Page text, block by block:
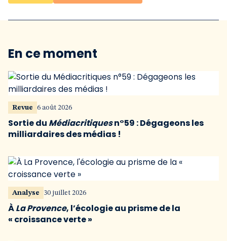
En ce moment
Revue 6 août 2026
Sortie du Médiacritiquesn°59 : Dégageons les
milliardaires des médias !
Analyse 30 juillet 2026
ÀLa Provence, l’écologie au prisme de la
« croissance verte »